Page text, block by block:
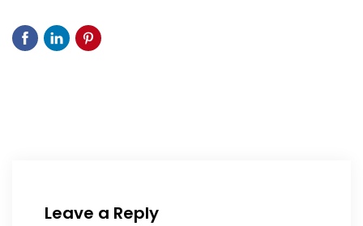
Leave a Reply